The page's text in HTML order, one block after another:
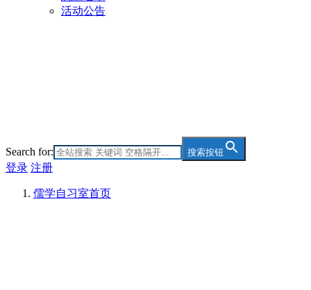
活动公告
Search for: 搜索按钮
登录 注册
儒学自习室首页